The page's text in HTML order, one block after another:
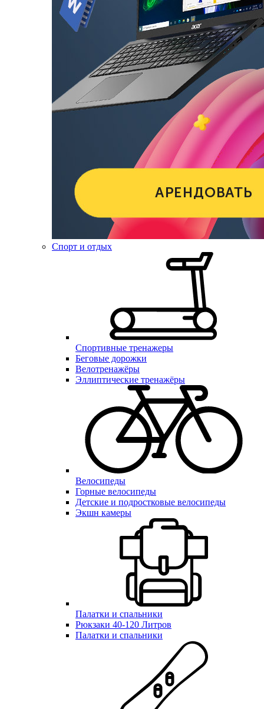
Спорт и отдых
Спортивные тренажеры
Беговые дорожки
Велотренажёры
Эллиптические тренажёры
Велосипеды
Горные велосипеды
Детские и подростковые велосипеды
Экшн камеры
Палатки и спальники
Рюкзаки 40-120 Литров
Палатки и спальники